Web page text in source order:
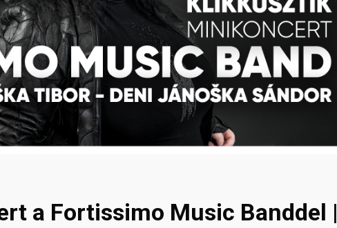
a Fortissimo Music Banddel |